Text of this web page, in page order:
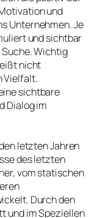
und
Unternehmen. Je
und sichtbar
Wichtig
nicht
Vielfalt.
sichtbare
Dialog im
letzten Jahren
des letzten
vom statischen
Durch den
und im Speziellen